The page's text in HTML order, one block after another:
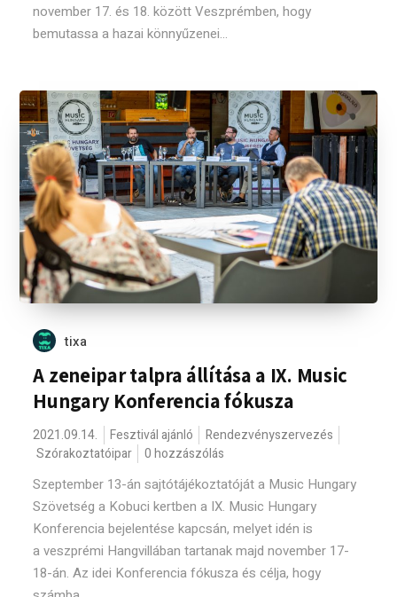
november 17. és 18. között Veszprémben, hogy
bemutassa a hazai könnyűzenei...
tixa
A zeneipar talpra állítása a IX. Music
Hungary Konferencia fókusza
2021.09.14. Fesztivál ajánló
Rendezvényszervezés
Szórakoztatóipar
0 hozzászólás
Szeptember 13-án sajtótájékoztatóját a Music Hungary
Szövetség a Kobuci kertben a IX. Music Hungary
Konferencia bejelentése kapcsán, melyet idén is
a veszprémi Hangvillában tartanak majd november 17-
18-án. Az idei Konferencia fókusza és célja, hogy